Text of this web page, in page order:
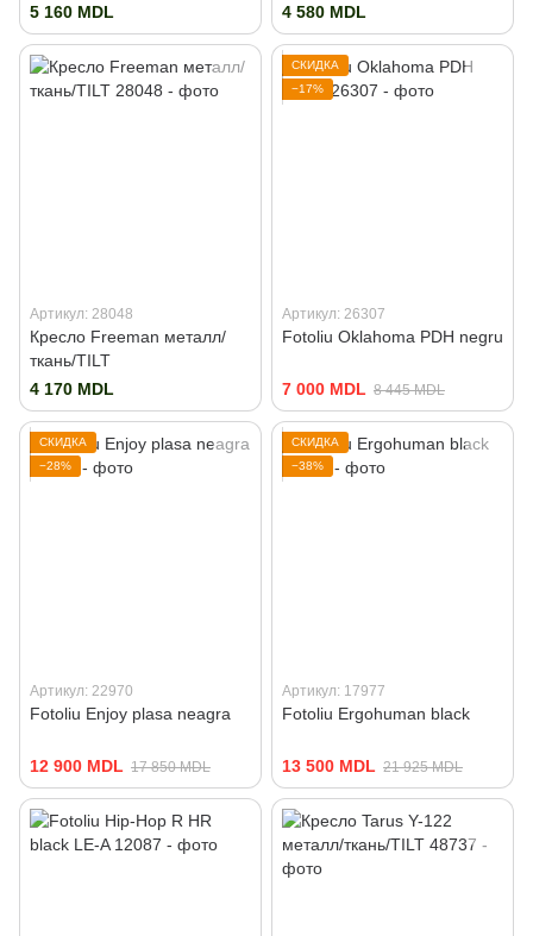
5 160 MDL
4 580 MDL
Артикул: 28048
Кресло Freeman металл/
ткань/TILT
4 170 MDL
СКИДКА
−17%
Артикул: 26307
Fotoliu Oklahoma PDH negru
7 000 MDL 8 445 MDL
СКИДКА
−28%
Артикул: 22970
Fotoliu Enjoy plasa neagra
12 900 MDL 17 850 MDL
СКИДКА
−38%
Артикул: 17977
Fotoliu Ergohuman black
13 500 MDL 21 925 MDL